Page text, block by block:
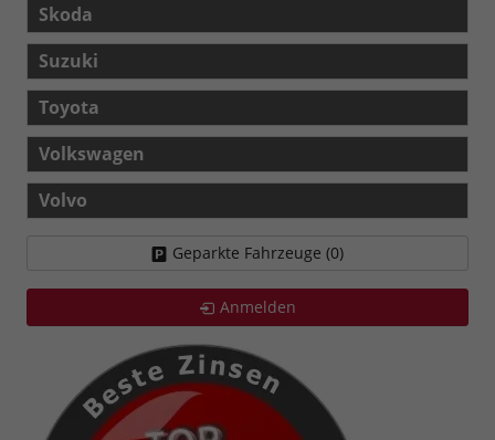
Skoda
Suzuki
Toyota
Volkswagen
Volvo
Geparkte Fahrzeuge (0)
Anmelden